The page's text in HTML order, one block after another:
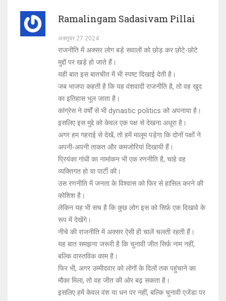
Ramalingam Sadasivam Pillai
अक्तूबर 27 2024
राजनीति में अक्सर लोग बड़े सवालों को छोड़ कर छोटे-छोटे
मुद्दों पर खड़े हो जाते हैं।
यही बात इस बातचीत में भी स्पष्ट दिखाई देती है।
जब भाजपा कहती है कि यह वंशवादी राजनीति है, तो वह खुद
का इतिहास भूल जाता है।
कांग्रेस ने वर्षों से भी dynastic politics को अपनाया है।
इसलिए इस मुद्दे को केवल एक पक्ष से देखना अधूरा है।
अगर हम गहराई से देखें, तो हमें मालूम पड़ेगा कि दोनों पक्षों ने
अपनी-अपनी ताकत और कमजोरियां दिखायी हैं।
प्रियंका गांधी का नामांकन भी एक रणनीति है, चाहे वह
व्यक्तिगत हो या पार्टी की।
उस रणनीति में जनता के विश्वास को फिर से हासिल करने की
कोशिश है।
लेकिन यह भी सच है कि कुछ लोग इस को सिर्फ़ एक दिखावे के
रूप में देखेंगे।
नीचे की राजनीति में अक्सर ऐसी ही चालें चलती रहती हैं।
यह बात समझना जरूरी है कि चुनावी जीत सिर्फ़ नाम नहीं,
बल्कि वास्तविक काम है।
फिर भी, अगर उम्मीदवार को लोगों के दिलों तक पहुंचाने का
मौका मिला, तो वह जीत की ओर बढ़ सकता है।
इसलिए हमें केवल वंश या धन पर नहीं, बल्कि चुनावी एजेंडा पर